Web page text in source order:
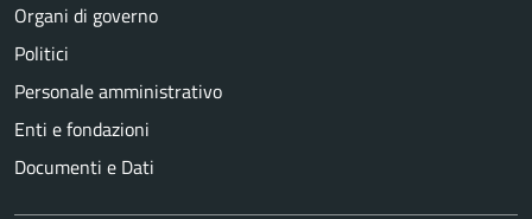
Organi di governo
Politici
Personale amministrativo
Enti e fondazioni
Documenti e Dati